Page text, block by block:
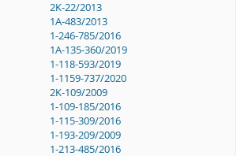
2K-22/2013
1A-483/2013
1-246-785/2016
1A-135-360/2019
1-118-593/2019
1-1159-737/2020
2K-109/2009
1-109-185/2016
1-115-309/2016
1-193-209/2009
1-213-485/2016